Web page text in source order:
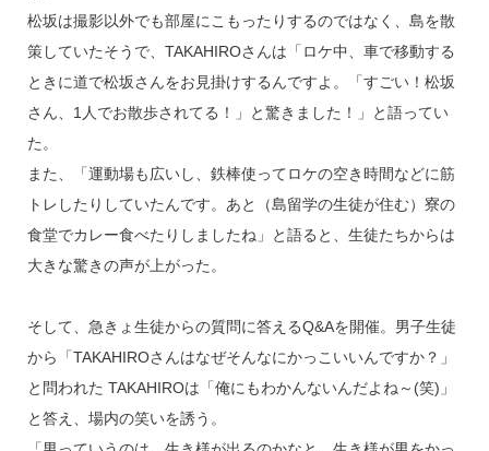
松坂は撮影以外でも部屋にこもったりするのではなく、島を散
策していたそうで、TAKAHIROさんは「ロケ中、車で移動する
ときに道で松坂さんをお見掛けするんですよ。「すごい！松坂
さん、1人でお散歩されてる！」と驚きました！」と語ってい
た。
また、「運動場も広いし、鉄棒使ってロケの空き時間などに筋
トレしたりしていたんです。あと（島留学の生徒が住む）寮の
食堂でカレー食べたりしましたね」と語ると、生徒たちからは
大きな驚きの声が上がった。
そして、急きょ生徒からの質問に答えるQ&Aを開催。男子生徒
から「TAKAHIROさんはなぜそんなにかっこいいんですか？」
と問われた TAKAHIROは「俺にもわかんないんだよね～(笑)」
と答え、場内の笑いを誘う。